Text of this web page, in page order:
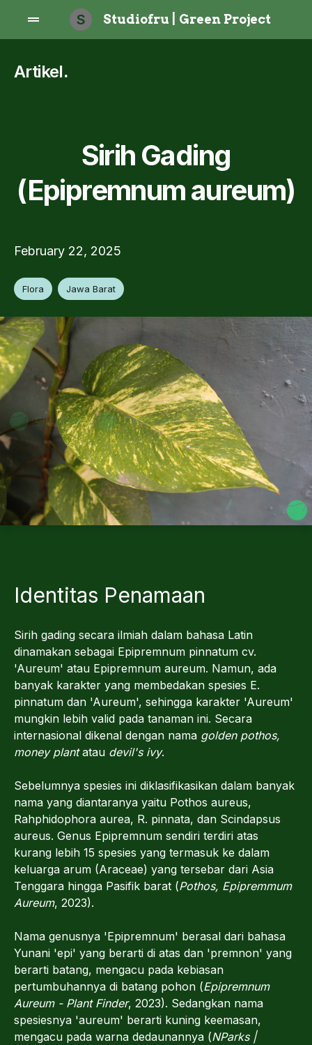
S Studiofru | Green Project
Artikel.
Sirih Gading
(Epipremnum aureum)
February 22, 2025
Flora Jawa Barat
Identitas Penamaan
Sirih gading secara ilmiah dalam bahasa Latin
dinamakan sebagai Epipremnum pinnatum cv.
'Aureum' atau Epipremnum aureum. Namun, ada
banyak karakter yang membedakan spesies E.
pinnatum dan 'Aureum', sehingga karakter 'Aureum'
mungkin lebih valid pada tanaman ini. Secara
internasional dikenal dengan nama golden pothos,
money plantatau devil's ivy.
Sebelumnya spesies ini diklasifikasikan dalam banyak
nama yang diantaranya yaitu Pothos aureus,
Rahphidophora aurea, R. pinnata, dan Scindapsus
aureus. Genus Epipremnum sendiri terdiri atas
kurang lebih 15 spesies yang termasuk ke dalam
keluarga arum (Araceae) yang tersebar dari Asia
Tenggara hingga Pasifik barat (Pothos, Epipremmum
Aureum, 2023).
Nama genusnya 'Epipremnum' berasal dari bahasa
Yunani 'epi' yang berarti di atas dan 'premnon' yang
berarti batang, mengacu pada kebiasan
pertumbuhannya di batang pohon (Epipremnum
Aureum - Plant Finder, 2023). Sedangkan nama
spesiesnya 'aureum' berarti kuning keemasan,
mengacu pada warna dedaunannya (NParks |